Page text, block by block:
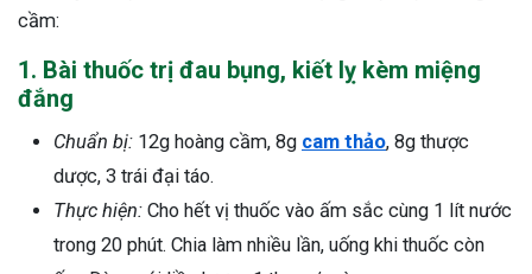
cầm:
1. Bài thuốc trị đau bụng, kiết lỵ kèm miệng
đắng
Chuẩn bị: 12g hoàng cầm, 8g cam thảo, 8g thược
dược, 3 trái đại táo.
Thực hiện: Cho hết vị thuốc vào ấm sắc cùng 1 lít nước
trong 20 phút. Chia làm nhiều lần, uống khi thuốc còn